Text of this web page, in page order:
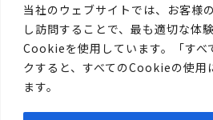
当社のウェブサイトでは、お客様
し訪問することで、最も適切な体
Cookieを使用しています。「すべ
クすると、すべてのCookieの使用
ます。
お問い合わせフ
こちら